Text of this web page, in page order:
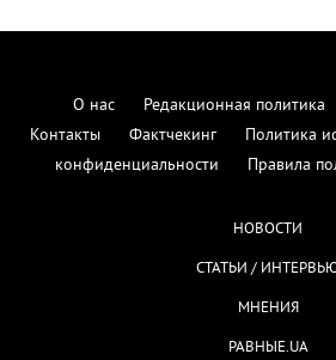
О нас Редакционная политика
Контакты
Фактчекинг Политика
конфиденциальности
Правила
НОВОСТИ
СТАТЬИ /
МНЕНИЯ
РАВНЫЕ.UA